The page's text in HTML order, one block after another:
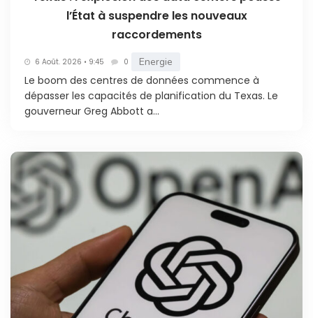
l’État à suspendre les nouveaux
raccordements
6 Août. 2026 • 9:45 0 Energie
Le boom des centres de données commence à
dépasser les capacités de planification du Texas. Le
gouverneur Greg Abbott a...